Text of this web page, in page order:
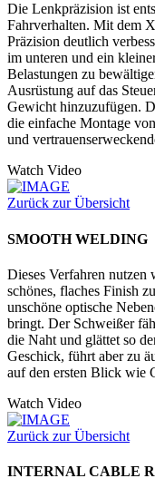
Die Lenkpräzision ist
Fahrverhalten. Mit dem
Präzision deutlich
im unteren und ein
Belastungen zu
Ausrüstung auf das
Gewicht hinzuzufügen.
die einfache Montage
und
Watch Video
Zurück zur Übersicht
SMOOTH WELDING
Dieses Verfahren nutzen
schönes, flaches Finish
unschöne optische
bringt. Der Schweißer
die Naht und glättet so
Geschick, führt aber zu
auf den ersten Blick wie
Watch Video
Zurück zur Übersicht
INTERNAL CABLE